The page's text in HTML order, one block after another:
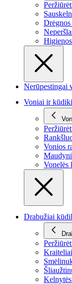
Nerūpestingai
Voniai ir
Vonios
Vonelės
Drabužiai